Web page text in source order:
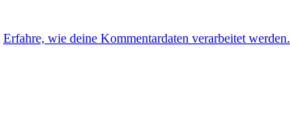
Erfahre, wie deine Kommentardaten verarbeitet werden.